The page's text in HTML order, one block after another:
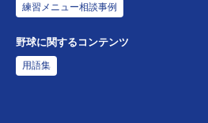
練習メニュー相談事例
野球に関するコンテンツ
用語集